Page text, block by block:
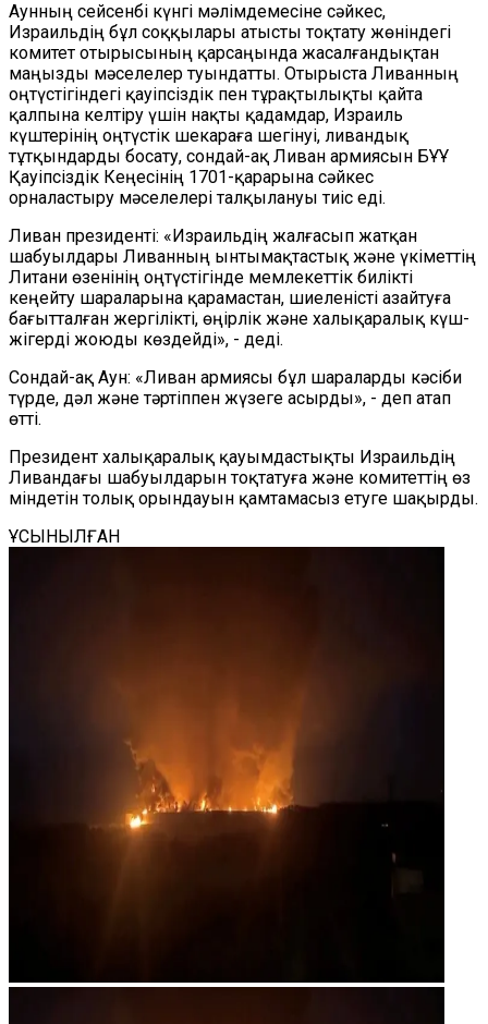
Аунның сейсенбі күнгі мәлімдемесіне сәйкес,
Израильдің бұл соққылары атысты тоқтату жөніндегі
комитет отырысының қарсаңында жасалғандықтан
маңызды мәселелер туындатты. Отырыста Ливанның
оңтүстігіндегі қауіпсіздік пен тұрақтылықты қайта
қалпына келтіру үшін нақты қадамдар, Израиль
күштерінің оңтүстік шекараға шегінуі, ливандық
тұтқындарды босату, сондай-ақ Ливан армиясын БҰҰ
Қауіпсіздік Кеңесінің 1701-қарарына сәйкес
орналастыру мәселелері талқылануы тиіс еді.
Ливан президенті: «Израильдің жалғасып жатқан
шабуылдары Ливанның ынтымақтастық және үкіметтің
Литани өзенінің оңтүстігінде мемлекеттік билікті
кеңейту шараларына қарамастан, шиеленісті азайтуға
бағытталған жергілікті, өңірлік және халықаралық күш-
жігерді жоюды көздейді», - деді.
Сондай-ақ Аун: «Ливан армиясы бұл шараларды кәсіби
түрде, дәл және тәртіппен жүзеге асырды», - деп атап
өтті.
Президент халықаралық қауымдастықты Израильдің
Ливандағы шабуылдарын тоқтатуға және комитеттің өз
міндетін толық орындауын қамтамасыз етуге шақырды.
ҰСЫНЫЛҒАН